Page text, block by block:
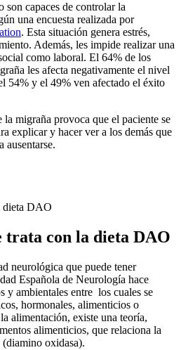
son capaces de controlar la
una encuesta realizada por
. Esta situación genera estrés,
Además, les impide realizar una
como laboral. El 64% de los
les afecta negativamente el nivel
54% y el 49% ven afectado el éxito
migraña provoca que el paciente se
explicar y hacer ver a los demás que
ausentarse.
dieta DAO
trata con la dieta DAO
neurológica que puede tener
Española de Neurología hace
y ambientales entre los cuales se
hormonales, alimenticios o
alimentación, existe una teoría,
alimenticios, que relaciona la
oxidasa).